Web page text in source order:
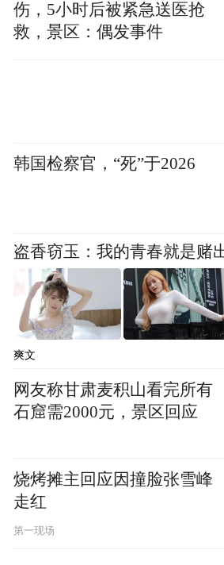
伤，5小时后被紧急送医抢
救，景区：偶发事件
韩国检察官，“死”于2026
盗香窃玉：我的青春就是赌
爽文
网友称甘肃麦积山看完所有
石窟需2000元，景区回应
烧烤摊主回应因撞脸张雪峰
走红
第一现场